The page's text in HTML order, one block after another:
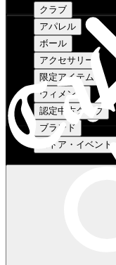
クラブ
アパレル
ボール
アクセサリー
限定アイテム
ウィメンズ
認定中古クラブ
ブランド
ストア・イベント